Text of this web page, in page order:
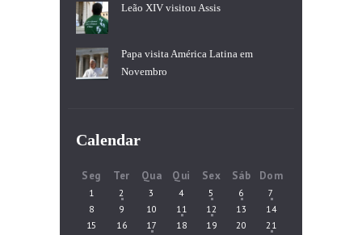
Leão XIV visitou Assis
Papa visita América Latina em
Novembro
Calendar
Seg Ter Qua Qui Sex Sáb Dom
1 2 3 4 5 6
7
8
9 10 11 12 13
14
15
16 17 18 19 20
21